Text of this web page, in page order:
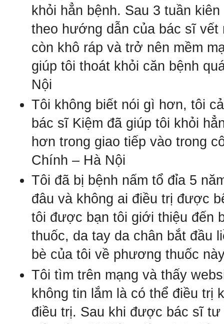
khỏi hẳn bệnh. Sau 3 tuần
theo hướng dẫn của bác sĩ
còn khô ráp và trở nên mềm
giúp tôi thoát khỏi căn bệnh
Nội
Tôi không biết nói gì hơn, tôi
bác sĩ Kiệm đã giúp tôi khỏi
hơn trong giao tiếp vào trong
Chính – Hà Nội
Tôi đã bị bệnh nấm tổ đỉa 5
đâu và không ai điều trị được
tôi được bạn tôi giới thiệu đến
thuốc, da tay da chân bắt đầu
bè của tôi về phương thuốc
Tôi tìm trên mạng và thấy
không tin lắm là có thể điều trị
điều trị. Sau khi được bác sĩ